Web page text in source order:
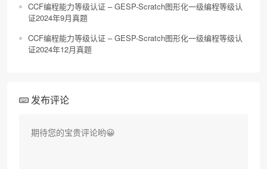
CCF编程能力等级认证 – GESP-Scratch图形化一级编程等级认
证2024年9月真题
CCF编程能力等级认证 – GESP-Scratch图形化一级编程等级认
证2024年12月真题
发布评论